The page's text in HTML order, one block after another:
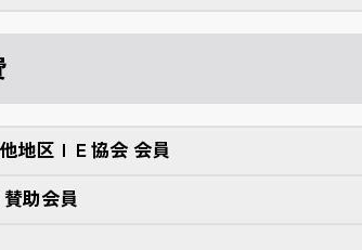
地区ＩＥ協会 会員
賛助会員